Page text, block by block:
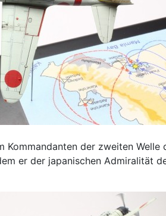
der zweiten
er der japanischen Admiralität